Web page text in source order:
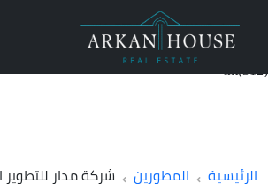
الرئيسية المطورين شركة مدار للتطوير